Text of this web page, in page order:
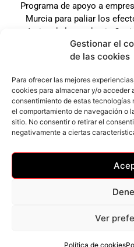
Gestionar el
de las cookies
Para ofrecer las mejores
cookies para almacenar y/o acceder
consentimiento de estas tecnologías
el comportamiento de navegación o
sitio. No consentir o retirar el
negativamente a ciertas
Ver
Política de cookies
Programa de apoyo a
Murcia para paliar los
económica de la pandemia
coste cero cofinanciada por
Expediente:
Web desarrollada
Cofinanciado por los
–
© Todos los